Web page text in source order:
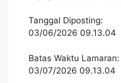
Tanggal Diposting:
03/06/2026 09.13.04
Batas Waktu Lamaran:
03/07/2026 09.13.04